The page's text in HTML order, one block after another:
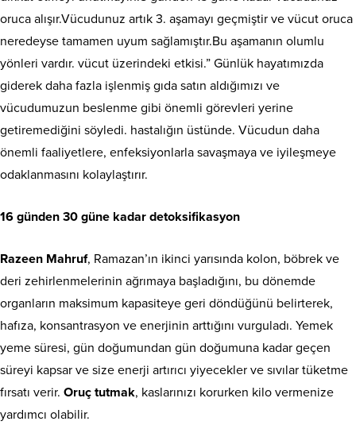
oruca alışır.Vücudunuz artık 3. aşamayı geçmiştir ve vücut oruca
neredeyse tamamen uyum sağlamıştır.Bu aşamanın olumlu
yönleri vardır. vücut üzerindeki etkisi.” Günlük hayatımızda
giderek daha fazla işlenmiş gıda satın aldığımızı ve
vücudumuzun beslenme gibi önemli görevleri yerine
getiremediğini söyledi. hastalığın üstünde. Vücudun daha
önemli faaliyetlere, enfeksiyonlarla savaşmaya ve iyileşmeye
odaklanmasını kolaylaştırır.
16 günden 30 güne kadar detoksifikasyon
Razeen Mahruf, Ramazan’ın ikinci yarısında kolon, böbrek ve
deri zehirlenmelerinin ağrımaya başladığını, bu dönemde
organların maksimum kapasiteye geri döndüğünü belirterek,
hafıza, konsantrasyon ve enerjinin arttığını vurguladı. Yemek
yeme süresi, gün doğumundan gün doğumuna kadar geçen
süreyi kapsar ve size enerji artırıcı yiyecekler ve sıvılar tüketme
fırsatı verir. Oruç tutmak, kaslarınızı korurken kilo vermenize
yardımcı olabilir.